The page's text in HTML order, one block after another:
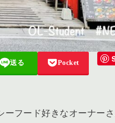
送る Pocket
フード好きなオーナー